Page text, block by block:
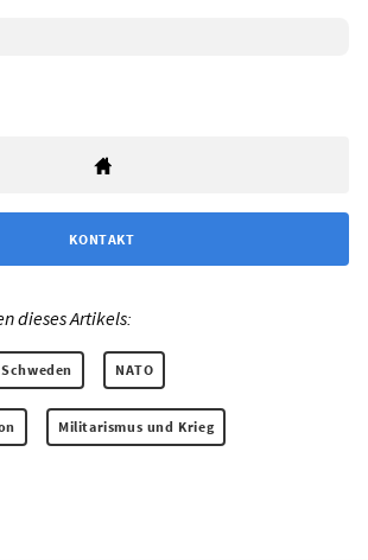
KONTAKT
dieses Artikels:
Schweden NATO
Militarismus und Krieg